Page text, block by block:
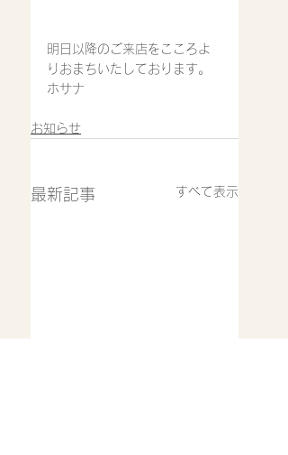
明日以降のご来店をこころよ
りおまちいたしております。
ホサナ
お知らせ
最新記事 すべて表示